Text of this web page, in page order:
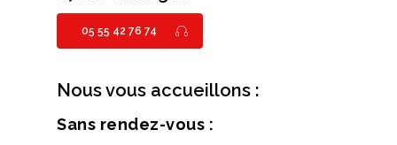
05 55 42 76 74
Nous vous accueillons :
Sans rendez-vous :